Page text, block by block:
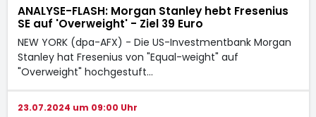
ANALYSE-FLASH: Morgan Stanley hebt Fresenius
SE auf 'Overweight' - Ziel 39 Euro
NEW YORK (dpa-AFX) - Die US-Investmentbank Morgan
Stanley hat Fresenius von "Equal-weight" auf
"Overweight" hochgestuft…
23.07.2024 um 09:00 Uhr